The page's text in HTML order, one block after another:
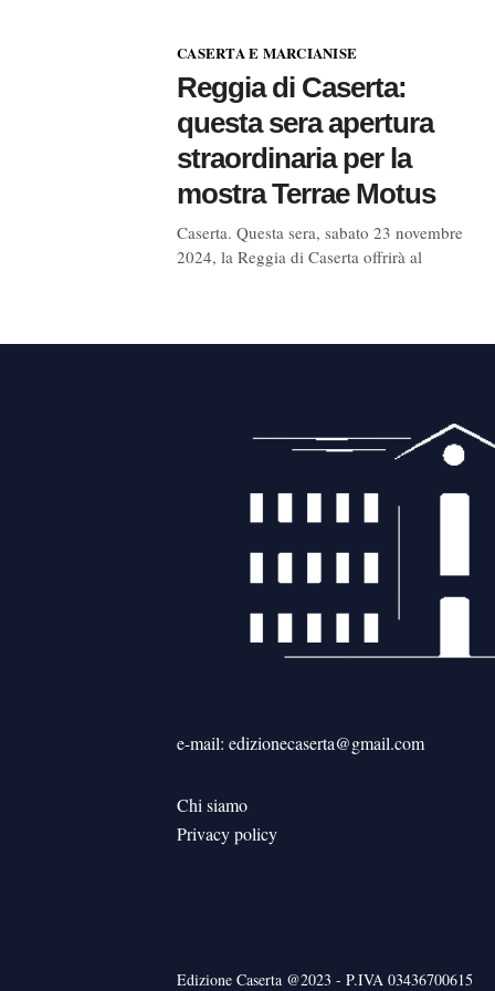
CASERTA E MARCIANISE
Reggia di Caserta:
questa sera apertura
straordinaria per la
mostra Terrae Motus
Caserta. Questa sera, sabato 23 novembre
2024, la Reggia di Caserta offrirà al
e-mail: edizionecaserta@gmail.com
Chi siamo
Privacy policy
Edizione Caserta @2023 - P.IVA 03436700615